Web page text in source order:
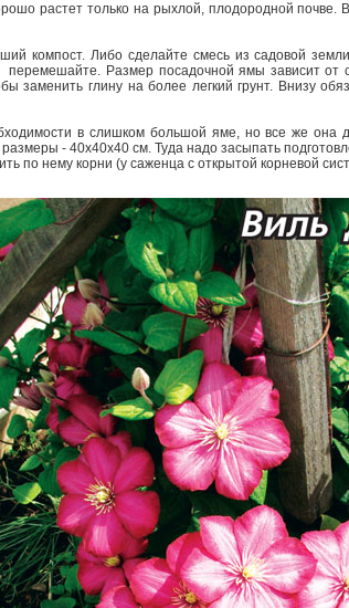
растет только на рыхлой, плодородной почве.
компост. Либо сделайте смесь из садовой
Размер посадочной ямы зависит от
заменить глину на более легкий грунт. Внизу
в слишком большой яме, но все же она
- 40х40х40 см. Туда надо засыпать
по нему корни (у саженца с открытой корневой